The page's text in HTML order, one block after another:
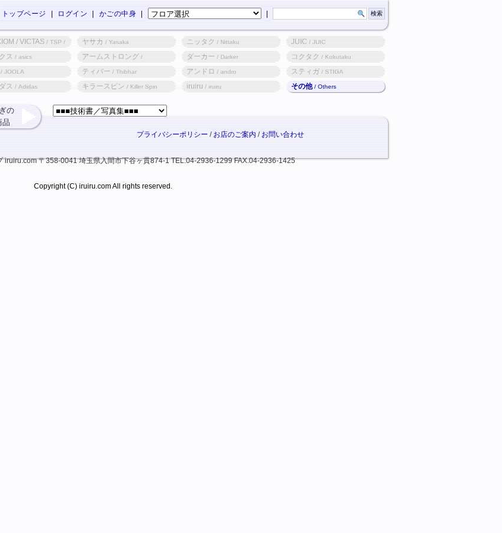
かごの中身
ログイン
トップページ
/ VICTAS/ TSP /
ヤサカ/ Yasaka ニッタク/ Nittaku JUIC/ JUIC
ス/ asics アームストロング/
Armstrong
ダーカー/ Darker コクタク/ Kokutaku
/ JOOLA ティバー/ Thibhar アンドロ/ andro スティガ/ STIGA
ス/ Adidas キラースピン/ Killer Spin iruiru/ iruiru その他/ Others
の
品
プライバシーポリシー/お店のご案内/お問い合わせ
iruiru.com〒358-0041 埼玉県入間市下谷ヶ貫874-1TEL.04-2936-1299 FAX.04-2936-1425
Copyright (C) iruiru.com All rights reserved.